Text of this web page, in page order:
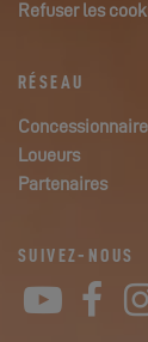
Refuser les
RÉSEAU
Loueurs
Partenaires
SUIVEZ-NOUS
YouTube